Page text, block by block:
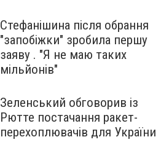
Стефанішина після обрання
"запобіжки" зробила першу
заяву . "Я не маю таких
мільйонів"
Зеленський обговорив із
Рютте постачання ракет-
перехоплювачів для України